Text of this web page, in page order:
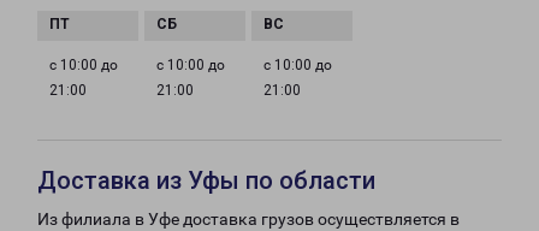
с 10:00 до
21:00
с 10:00 до
21:00
с 10:00 до
21:00
Доставка из Уфы по области
Из филиала в Уфе доставка грузов осуществляется в